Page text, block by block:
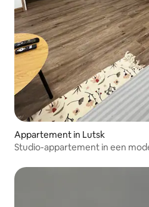
Appartement in Lutsk
Studio-appartement in een